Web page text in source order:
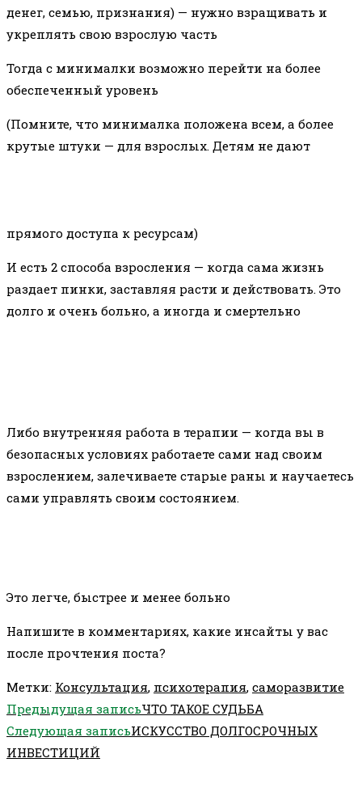
денег, семью, признания) — нужно взращивать и
укреплять свою взрослую часть
Тогда с минималки возможно перейти на более
обеспеченный уровень
(Помните, что минималка положена всем, а более
крутые штуки — для взрослых. Детям не дают
прямого доступа к ресурсам)
И есть 2 способа взросления — когда сама жизнь
раздает пинки, заставляя расти и действовать. Это
долго и очень больно, а иногда и смертельно
Либо внутренняя работа в терапии — когда вы в
безопасных условиях работаете сами над своим
взрослением, залечиваете старые раны и научаетесь
сами управлять своим состоянием.
Это легче, быстрее и менее больно
Напишите в комментариях, какие инсайты у вас
после прочтения поста?
Метки: Консультация, психотерапия, саморазвитие
Еще
статьи
Предыдущая записьЧТО ТАКОЕ СУДЬБА
Следующая записьИСКУССТВО ДОЛГОСРОЧНЫХ
ИНВЕСТИЦИЙ